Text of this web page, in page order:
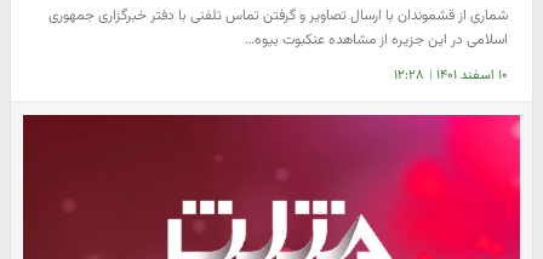
شماری از قشموندان با ارسال تصاویر و گرفتن تماس تلفنی با دفتر خبرگزاری جمهوری
اسلامی در این جزیره از مشاهده عنکبوت بیوه…
۱۰ اسفند ۱۴۰۱ | ۱۲:۲۸